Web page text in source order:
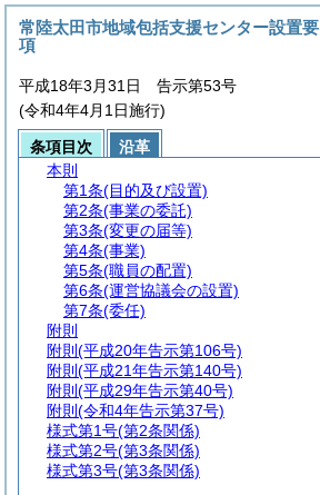
常陸太田市地域包括支援センター設置要
項
平成18年3月31日 告示第53号
(令和4年4月1日施行)
条項目次
沿革
本則
第1条(目的及び設置)
第2条(事業の委託)
第3条(変更の届等)
第4条(事業)
第5条(職員の配置)
第6条(運営協議会の設置)
第7条(委任)
附則
附則 (平成20年告示第106号)
附則 (平成21年告示第140号)
附則 (平成29年告示第40号)
附則 (令和4年告示第37号)
様式第1号(第2条関係)
様式第2号(第3条関係)
様式第3号(第3条関係)